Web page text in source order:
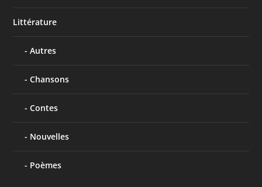
Littérature
Autres
Chansons
Contes
Nouvelles
Poèmes